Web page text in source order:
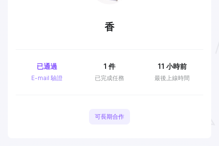
香
E-mail 驗證
已通過
已完成任務
1 件
最後上線時間
11 小時前
可長期合作